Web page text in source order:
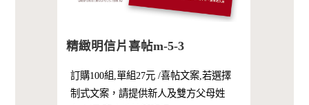
精緻明信片喜帖m-5-3
訂購100組,單組27元 /喜帖文案,若選擇
制式文案，請提供新人及雙方父母姓